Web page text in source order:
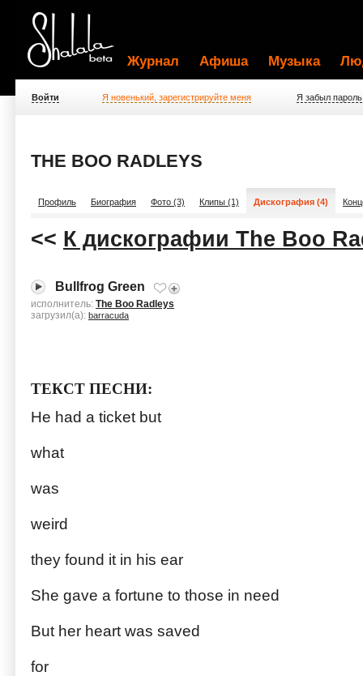
Журнал Афиша Музыка
Войти Я новенький, зарегистрируйте меня Я забыл пароль
THE BOO RADLEYS
Профиль Биография Фото (3) Клипы (1) Дискография (4)
<< К дискографии The Boo
Bullfrog Green
исполнитель: The Boo Radleys
загрузил(а): barracuda
ТЕКСТ ПЕСНИ:
He had a ticket but
what
was
weird
they found it in his ear
She gave a fortune to those in need
But her heart was saved
for